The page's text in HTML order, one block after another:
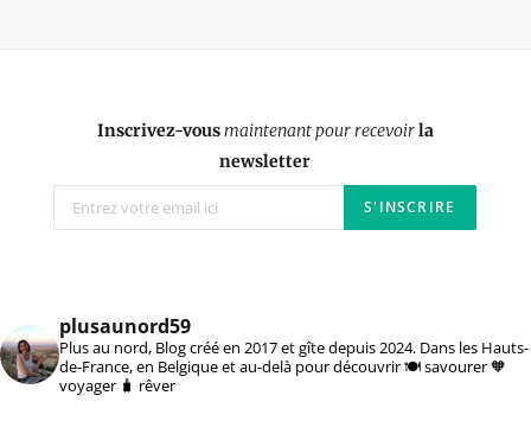
Inscrivez-vousmaintenant pour recevoirla
newsletter
plusaunord59
Plus au nord, Blog créé en 2017 et gîte depuis 2024. Dans les Hauts-
de-France, en Belgique et au-delà pour découvrir 🍽️ savourer 🧡
voyager 🧳 rêver